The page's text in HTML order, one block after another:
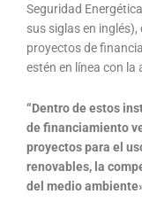
Seguridad
sus siglas en
proyectos de
estén en línea con la
“Dentro de estos
de financiamiento
proyectos para el
renovables, la
del medio